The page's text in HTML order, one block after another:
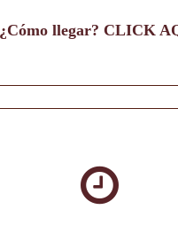
¿Cómo llegar? CLICK